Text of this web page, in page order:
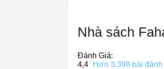
Nhà sách
Đánh Giá:
4,4
Hơn 3.398 bài đánh